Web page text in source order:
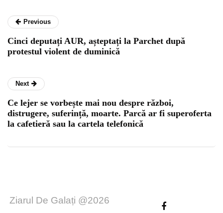
Previous
Cinci deputați AUR, așteptați la Parchet după
protestul violent de duminică
Next
Ce lejer se vorbește mai nou despre război,
distrugere, suferință, moarte. Parcă ar fi superoferta
la cafetieră sau la cartela telefonică
Ziarul De Galați @2026